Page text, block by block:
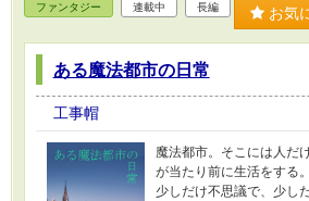
ファンタジー 連載中 長編 お気
ある魔法都市の日常
工事帽
魔法都市。そこには人だ
が当たり前に生活をする
少しだけ不思議で、少し